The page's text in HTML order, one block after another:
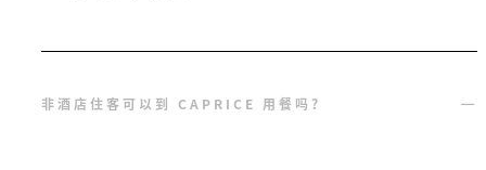
非酒店住客可以到 CAPRICE 用餐吗？